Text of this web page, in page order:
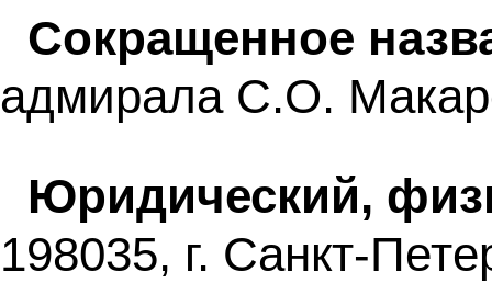
Сокращенное
адмирала С.О.
Юридический,
198035, г. Санкт-